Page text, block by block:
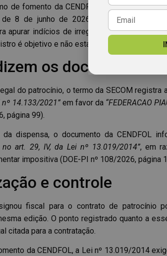
de fomento da CENDFOL ganha relevância
8 de junho de 2026, a própria
apurar indícios de irregularidade em pedido
é objetivo e não estabelece relação entre
os documentos
do patrocínio, o termo da SECOM registra
nº 14.133/2021”em favor da “FEDERACAO
página 99).
dispensa, o documento da CENDFOL
art. 29, IV, da Lei nº 13.019/2014”, em
impositiva (DOE-PI nº 108/2026, página
e controle
fiscal para o contrato de patrocínio
edição. O ponto registrado quanto a
citada para a contratação.
da CENDFOL, a Lei nº 13.019/2014